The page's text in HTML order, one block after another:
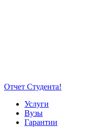
Отчет Студента!
Услуги
Вузы
Гарантии